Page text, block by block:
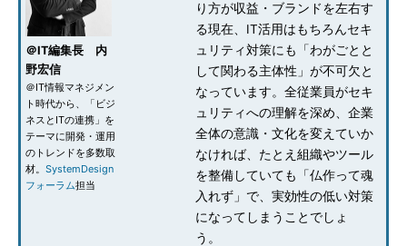
＠IT編集長 内
野宏信
＠IT情報マネジメン
ト時代から、「ビジ
ネスとITの連携」を
テーマに開発・運用
のトレンドを多数取
材。 SystemDesign
フォーラム担当
り方が収益・ブランドを左右す
る現在、IT活用はもちろんセキ
ュリティ対策にも「わがごとと
して関わる主体性」が不可欠と
なっています。全従業員がセキ
ュリティへの理解を深め、企業
全体の意識・文化を変えていか
なければ、たとえ組織やツール
を整備していても「仏作って魂
入れず」で、実効性の低い対策
になってしまうことでしょ
う。